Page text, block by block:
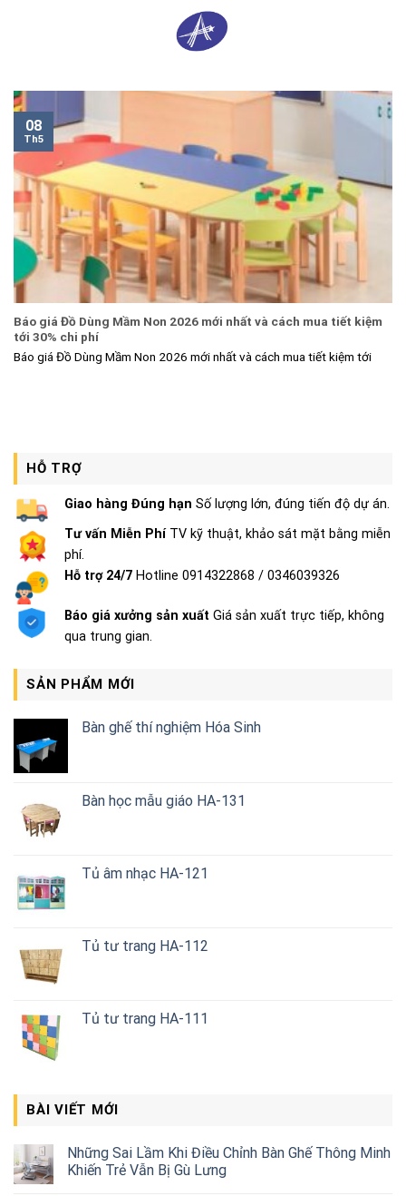
Báo giá Đồ Dùng Mầm Non 2026 mới nhất và cách mua tiết kiệm
tới 30% chi phí
Báo giá Đồ Dùng Mầm Non 2026 mới nhất và cách mua tiết kiệm tới
08
Th5
HỖ TRỢ
Giao hàng Đúng hạn Số lượng lớn, đúng tiến độ dự án.
Tư vấn Miễn PhíTV kỹ thuật, khảo sát mặt bằng miễn
phí.
Hỗ trợ 24/7 Hotline 0914322868 / 0346039326
Báo giá xưởng sản xuất Giá sản xuất trực tiếp, không
qua trung gian.
SẢN PHẨM MỚI
Bàn ghế thí nghiệm Hóa Sinh
Bàn học mẫu giáo HA-131
Tủ âm nhạc HA-121
Tủ tư trang HA-112
Tủ tư trang HA-111
BÀI VIẾT MỚI
Những Sai Lầm Khi Điều Chỉnh Bàn Ghế Thông Minh
Khiến Trẻ Vẫn Bị Gù Lưng